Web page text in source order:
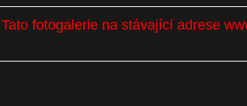
Tato fotogalerie na stávající adrese